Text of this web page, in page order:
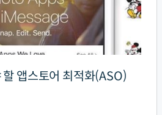
앱스토어 최적화(ASO)